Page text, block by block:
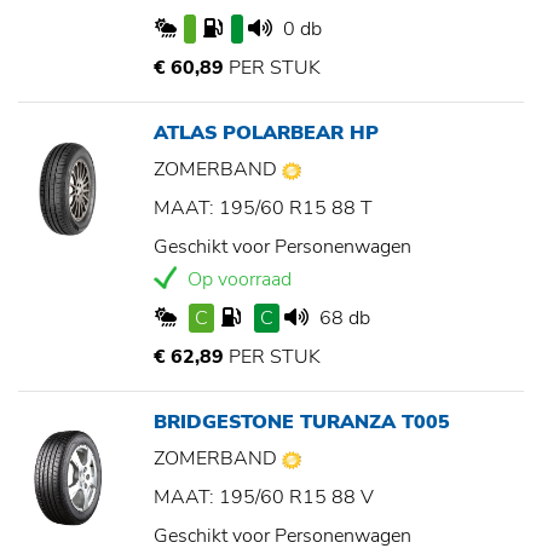
0 db
€ 60,89 PER STUK
ATLAS POLARBEAR HP
ZOMERBAND
MAAT: 195/60 R15 88 T
Geschikt voor Personenwagen
Op voorraad
C
C
68 db
€ 62,89 PER STUK
BRIDGESTONE TURANZA T005
ZOMERBAND
MAAT: 195/60 R15 88 V
Geschikt voor Personenwagen